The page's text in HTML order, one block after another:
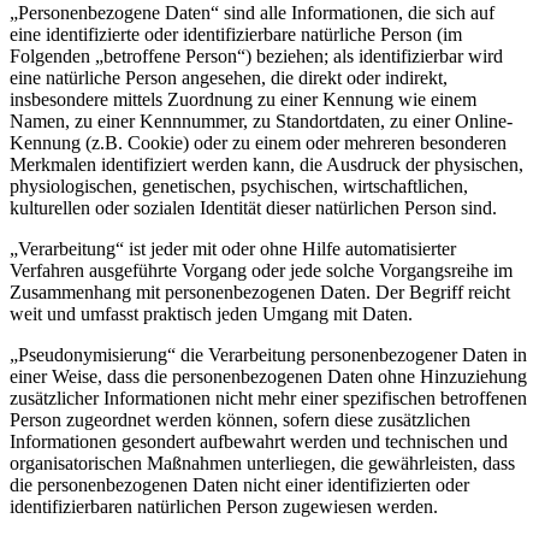
„Personenbezogene Daten“ sind alle Informationen, die sich auf
eine identifizierte oder identifizierbare natürliche Person (im
Folgenden „betroffene Person“) beziehen; als identifizierbar wird
eine natürliche Person angesehen, die direkt oder indirekt,
insbesondere mittels Zuordnung zu einer Kennung wie einem
Namen, zu einer Kennnummer, zu Standortdaten, zu einer Online-
Kennung (z.B. Cookie) oder zu einem oder mehreren besonderen
Merkmalen identifiziert werden kann, die Ausdruck der physischen,
physiologischen, genetischen, psychischen, wirtschaftlichen,
kulturellen oder sozialen Identität dieser natürlichen Person sind.
„Verarbeitung“ ist jeder mit oder ohne Hilfe automatisierter
Verfahren ausgeführte Vorgang oder jede solche Vorgangsreihe im
Zusammenhang mit personenbezogenen Daten. Der Begriff reicht
weit und umfasst praktisch jeden Umgang mit Daten.
„Pseudonymisierung“ die Verarbeitung personenbezogener Daten in
einer Weise, dass die personenbezogenen Daten ohne Hinzuziehung
zusätzlicher Informationen nicht mehr einer spezifischen betroffenen
Person zugeordnet werden können, sofern diese zusätzlichen
Informationen gesondert aufbewahrt werden und technischen und
organisatorischen Maßnahmen unterliegen, die gewährleisten, dass
die personenbezogenen Daten nicht einer identifizierten oder
identifizierbaren natürlichen Person zugewiesen werden.